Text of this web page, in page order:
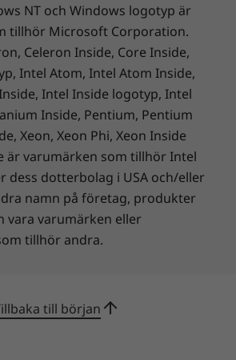
att uppleva
den 14" FHD-antireflexskärm
Blue Light (programvarulösning)
innehåll
(14" AMD)
NT och Windows logotyp är
tillhör Microsoft Corporation.
Celeron Inside, Core Inside,
Intel Atom, Intel Atom Inside,
Intel Inside logotyp, Intel
Inside, Pentium, Pentium
Xeon, Xeon Phi, Xeon Inside
är varumärken som tillhör Intel
dess dotterbolag i USA och/eller
namn på företag, produkter
vara varumärken eller
tillhör andra.
till början